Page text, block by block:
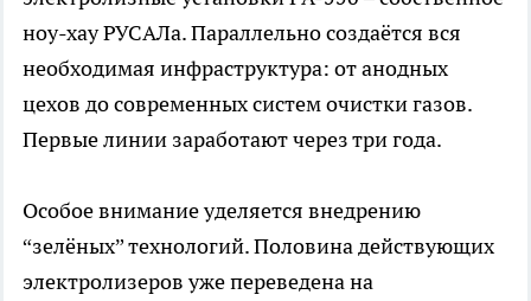
ноу-хау РУСАЛа. Параллельно создаётся вся
необходимая инфраструктура: от анодных
цехов до современных систем очистки газов.
Первые линии заработают через три года.
Особое внимание уделяется внедрению
“зелёных” технологий. Половина действующих
электролизеров уже переведена на